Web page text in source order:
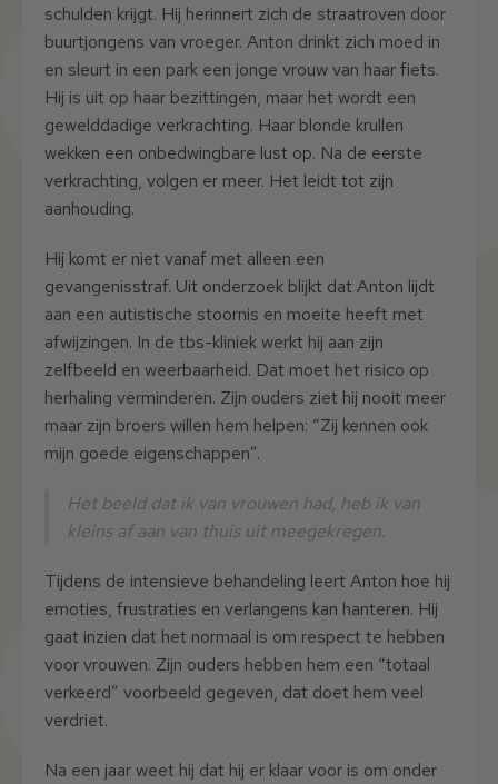
schulden krijgt. Hij herinnert zich de straatroven door
buurtjongens van vroeger. Anton drinkt zich moed in
en sleurt in een park een jonge vrouw van haar fiets.
Hij is uit op haar bezittingen, maar het wordt een
gewelddadige verkrachting. Haar blonde krullen
wekken een onbedwingbare lust op. Na de eerste
verkrachting, volgen er meer. Het leidt tot zijn
aanhouding.
Hij komt er niet vanaf met alleen een
gevangenisstraf. Uit onderzoek blijkt dat Anton lijdt
aan een autistische stoornis en moeite heeft met
afwijzingen. In de tbs-kliniek werkt hij aan zijn
zelfbeeld en weerbaarheid. Dat moet het risico op
herhaling verminderen. Zijn ouders ziet hij nooit meer
maar zijn broers willen hem helpen: “Zij kennen ook
mijn goede eigenschappen”.
Het beeld dat ik van vrouwen had, heb ik van
kleins af aan van thuis uit meegekregen.
Tijdens de intensieve behandeling leert Anton hoe hij
emoties, frustraties en verlangens kan hanteren. Hij
gaat inzien dat het normaal is om respect te hebben
voor vrouwen. Zijn ouders hebben hem een “totaal
verkeerd” voorbeeld gegeven, dat doet hem veel
verdriet.
Na een jaar weet hij dat hij er klaar voor is om onder